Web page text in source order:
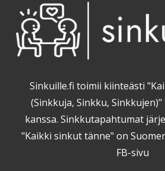
Sinkuille.fi toimii kiinteästi
(Sinkkuja, Sinkku,
kanssa. Sinkkutapahtumat
"Kaikki sinkut tänne" on
FB-sivu